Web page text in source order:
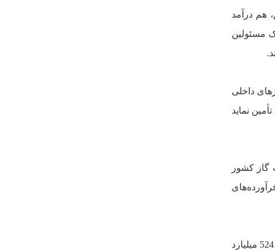
هم درآمد
مسئولين
داخلى
نمايد
گاز کشور
تجارت جهانى و فرآورده‌هاى
بر اساس آمارهاى منتشره توسط شرکت بريتش پتروليوم در سال 2006 توليد گاز روسيه 612 و توليد گاز آمريکا 524 ميليارد